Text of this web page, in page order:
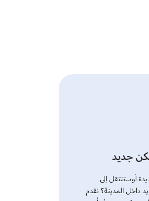
جديد
أوستنتقل إلى
داخل المدينة؟ نقدم